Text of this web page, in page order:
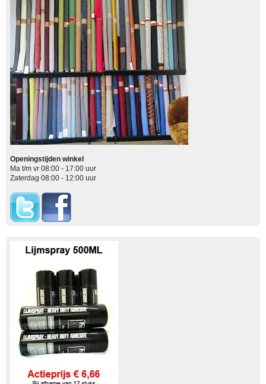
Openingstijden winkel
Ma t/m vr 08:00 - 17:00 uur
Zaterdag 08:00 - 12:00 uur